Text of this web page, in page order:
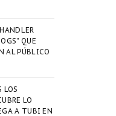
QUE
AL PÚBLICO
LOS
LO
A TUBI EN